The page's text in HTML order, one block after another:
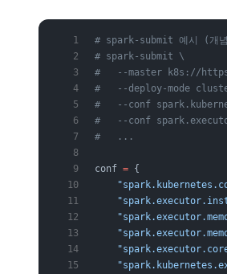
# spark-submit 예시 (개
# spark-submit \
#   --master k8s://
#   --deploy-mode
#   --conf
#   --conf
#   ...
conf = {